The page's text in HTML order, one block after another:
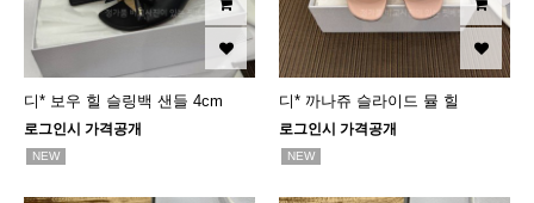
디* 보우 힐 슬링백 샌들 4cm
로그인시 가격공개
NEW
디* 까나쥬 슬라이드 뮬 힐
로그인시 가격공개
NEW